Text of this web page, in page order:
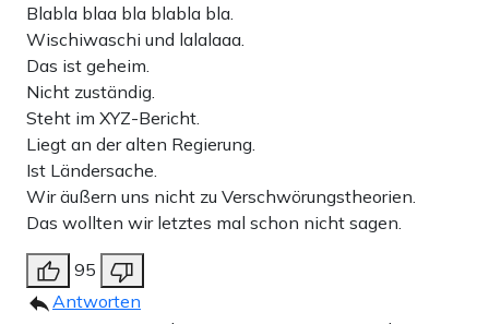
Blabla blaa bla blabla bla.
Wischiwaschi und lalalaaa.
Das ist geheim.
Nicht zuständig.
Steht im XYZ-Bericht.
Liegt an der alten Regierung.
Ist Ländersache.
Wir äußern uns nicht zu Verschwörungstheorien.
Das wollten wir letztes mal schon nicht sagen.
95
Antworten